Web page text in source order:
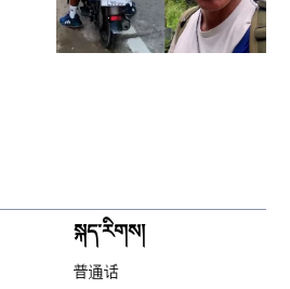
སྐད་རིགས།
普通话